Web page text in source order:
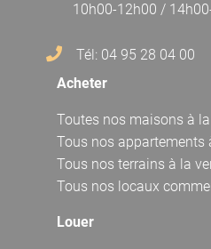
10h00-12h00 /
Tél: 04 95 28 04 00
Acheter
Toutes nos maisons à
Tous nos appartements
Tous nos terrains à la
Tous nos locaux
Louer